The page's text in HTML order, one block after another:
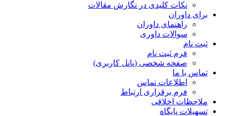
نکات کلیدی در نگارش مقالات
برای داوران
راهنمای داوران
سوالات داوری
ثبت نام
فرم ثبت نام
صفحه شخصی (پانل کاربری)
تماس با ما
اطلاعات تماس
فرم برقراری ارتباط
ملاحظات اخلاقی
تسهیلات پایگاه